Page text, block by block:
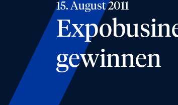
15. August 2011
gewinnen